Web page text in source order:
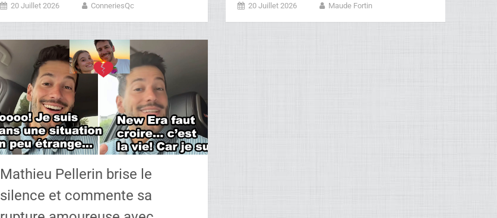
20 Juillet 2026 ConneriesQc 20 Juillet 2026 Maude Fortin
Mathieu Pellerin brise le
silence et commente sa